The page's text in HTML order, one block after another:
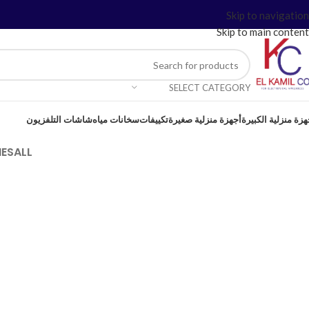
Skip to navigation
Skip to main content
SELECT CATEGORY
منزلية الكبيرةأجهزة منزلية صغيرةتكييفاتسخانات مياهشاشات التلفزيون
ALL